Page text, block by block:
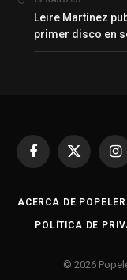
Leire Martínez
primer disco en
Facebook
X
ACERCA DE
POLÍTICA DE
© 2026